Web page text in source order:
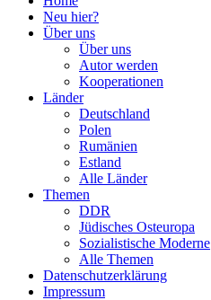
Neu hier?
Über uns
Über uns
Autor werden
Kooperationen
Länder
Deutschland
Polen
Rumänien
Estland
Alle Länder
Themen
DDR
Jüdisches Osteuropa
Sozialistische Moderne
Alle Themen
Datenschutzerklärung
Impressum